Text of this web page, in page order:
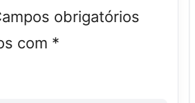
obrigatórios
com *